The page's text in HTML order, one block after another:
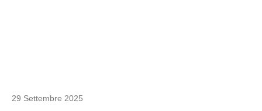
29 Settembre 2025